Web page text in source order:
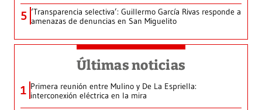
5 ‘Transparencia selectiva’: Guillermo García Rivas responde a
amenazas de denuncias en San Miguelito
Últimas noticias
1 Primera reunión entre Mulino y De La Espriella:
interconexión eléctrica en la mira